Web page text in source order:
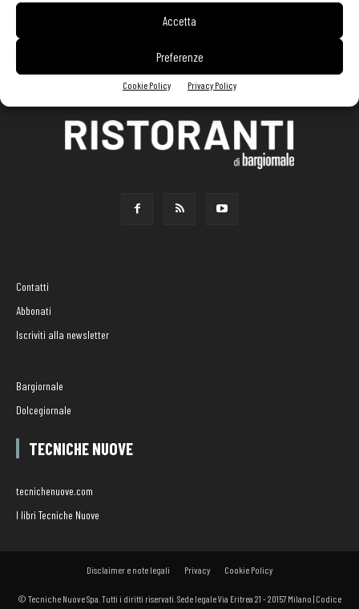
Accetta
Preferenze
Cookie Policy Privacy Policy
Contatti
Abbonati
Iscriviti alla newsletter
Bargiornale
Dolcegiornale
TECNICHE NUOVE
tecnichenuove.com
I libri Tecniche Nuove
Disclaimer e note legali Privacy Cookie Policy
© Tecniche Nuove Spa. Tutti i diritti riservati. Sede legale Via Eritrea 21 - 20157 Milano | Codice